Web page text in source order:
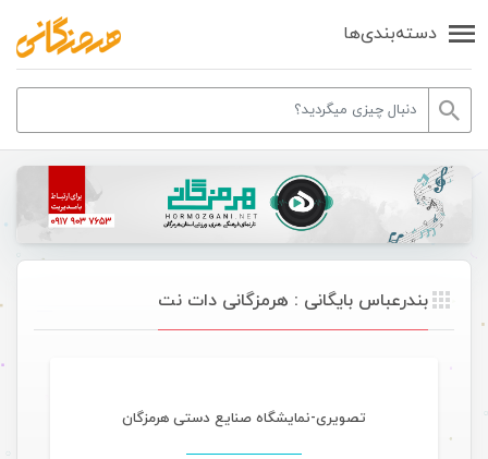
دسته‌بندی‌ها
بندرعباس بایگانی : هرمزگانی دات نت
تصویری-نمایشگاه صنایع دستی هرمزگان